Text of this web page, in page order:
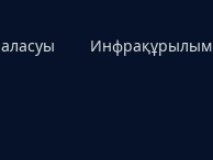
Инфрақұрылым